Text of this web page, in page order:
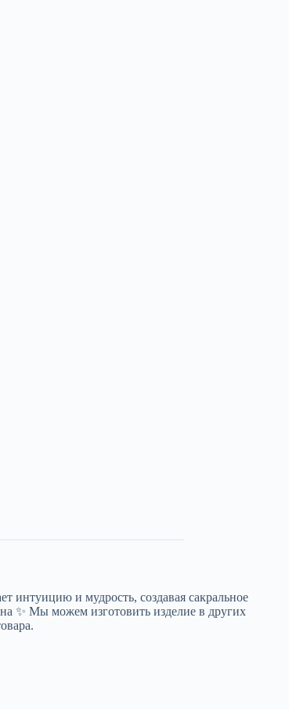
интуицию и мудрость, создавая сакральное
✨ Мы можем изготовить изделие в других